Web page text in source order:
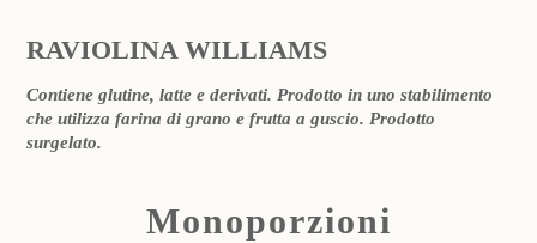
RAVIOLINA WILLIAMS
Contiene glutine, latte e derivati. Prodotto in uno stabilimento
che utilizza farina di grano e frutta a guscio. Prodotto
surgelato.
Monoporzioni